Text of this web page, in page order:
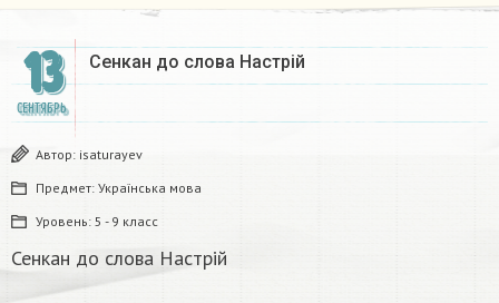
13
СЕНТЯБРЬ
Сенкан до слова Настрій
Автор: isaturayev
Предмет: Українська мова
Уровень: 5 - 9 класс
Сенкан до слова Настрій